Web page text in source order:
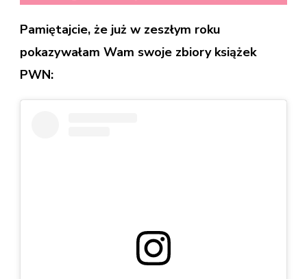
Pamiętajcie, że już w zeszłym roku
pokazywałam Wam swoje zbiory książek
PWN: